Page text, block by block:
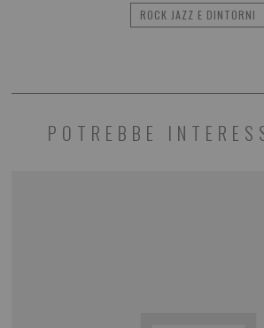
ROCK JAZZ E DINTORNI
POTREBBE